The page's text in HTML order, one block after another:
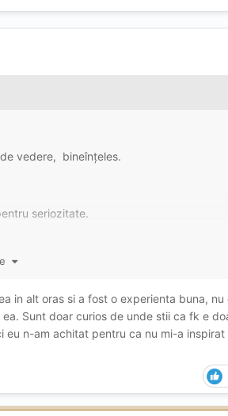
vedere, bineînțeles.
seriozitate.
zis , dar din cauza buzelor alea
pe pula.
n-a mers , am schimbat în căprita, am
ca era curata.
in alt oras si a fost o experienta buna,
Sunt doar curios de unde stii ca fk e
n-am achitat pentru ca nu mi-a inspirat